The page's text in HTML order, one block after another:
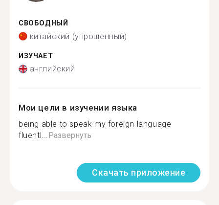
СВОБОДНЫЙ
китайский (упрощенный)
ИЗУЧАЕТ
английский
Мои цели в изучении языка
being able to speak my foreign language
fluentl...Развернуть
Скачать приложение